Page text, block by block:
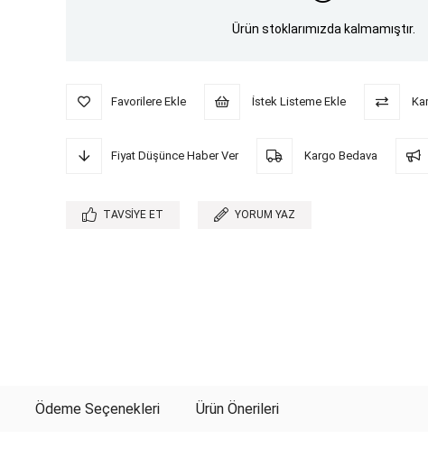
Ürün stoklarımızda kalmamıştır.
Favorilere Ekle İstek Listeme Ekle
Fiyat Düşünce Haber Ver Kargo Bedava
TAVSIYE ET YORUM YAZ
Ödeme Seçenekleri Ürün Önerileri